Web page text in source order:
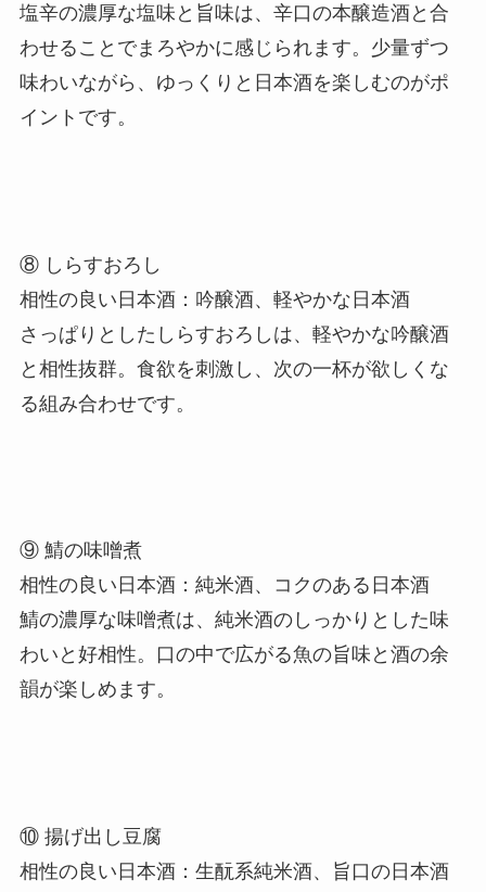
塩辛の濃厚な塩味と旨味は、辛口の本醸造酒と合
わせることでまろやかに感じられます。少量ずつ
味わいながら、ゆっくりと日本酒を楽しむのがポ
イントです。
⑧ しらすおろし
相性の良い日本酒：吟醸酒、軽やかな日本酒
さっぱりとしたしらすおろしは、軽やかな吟醸酒
と相性抜群。食欲を刺激し、次の一杯が欲しくな
る組み合わせです。
⑨ 鯖の味噌煮
相性の良い日本酒：純米酒、コクのある日本酒
鯖の濃厚な味噌煮は、純米酒のしっかりとした味
わいと好相性。口の中で広がる魚の旨味と酒の余
韻が楽しめます。
⑩ 揚げ出し豆腐
相性の良い日本酒：生酛系純米酒、旨口の日本酒